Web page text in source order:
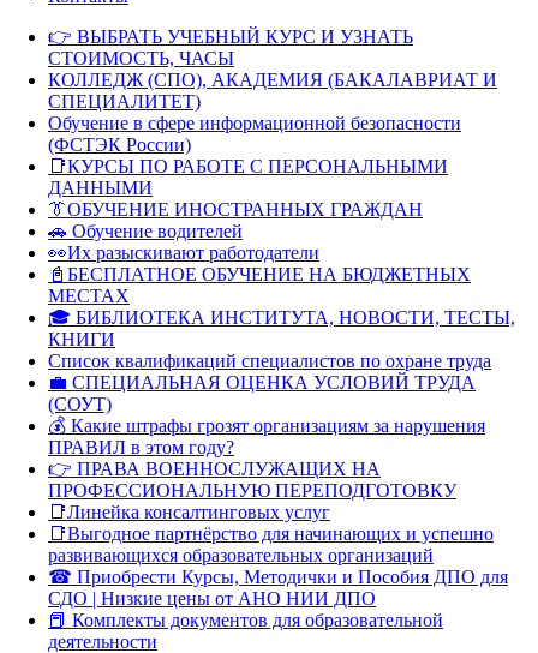
👉 ВЫБРАТЬ УЧЕБНЫЙ КУРС И УЗНАТЬ
СТОИМОСТЬ, ЧАСЫ
КОЛЛЕДЖ (СПО), АКАДЕМИЯ (БАКАЛАВРИАТ И
СПЕЦИАЛИТЕТ)
Обучение в сфере информационной безопасности
(ФСТЭК России)
📑КУРСЫ ПО РАБОТЕ С ПЕРСОНАЛЬНЫМИ
ДАННЫМИ
👔ОБУЧЕНИЕ ИНОСТРАННЫХ ГРАЖДАН
🚗 Обучение водителей
👀Их разыскивают работодатели
📓БЕСПЛАТНОЕ ОБУЧЕНИЕ НА БЮДЖЕТНЫХ
МЕСТАХ
🎓 БИБЛИОТЕКА ИНСТИТУТА, НОВОСТИ, ТЕСТЫ,
КНИГИ
Список квалификаций специалистов по охране труда
💼 СПЕЦИАЛЬНАЯ ОЦЕНКА УСЛОВИЙ ТРУДА
(СОУТ)
💰 Какие штрафы грозят организациям за нарушения
ПРАВИЛ в этом году?
👉 ПРАВА ВОЕННОСЛУЖАЩИХ НА
ПРОФЕССИОНАЛЬНУЮ ПЕРЕПОДГОТОВКУ
📑Линейка консалтинговых услуг
📑Выгодное партнёрство для начинающих и успешно
развивающихся образовательных организаций
☎ Приобрести Курсы, Методички и Пособия ДПО для
СДО | Низкие цены от АНО НИИ ДПО
📕 Комплекты документов для образовательной
деятельности